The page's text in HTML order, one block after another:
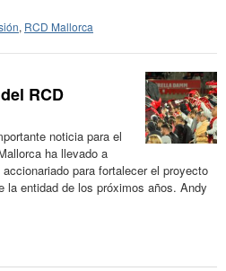
, RCD Mallorca
RCD
noticia para el
ha llevado a
para fortalecer el proyecto
la entidad de los próximos años. Andy